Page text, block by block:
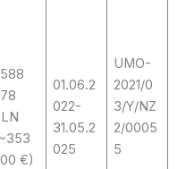
€)
01.06.2
022-
31.05.2
025
UMO-
2021/0
3/Y/NZ
2/0005
5